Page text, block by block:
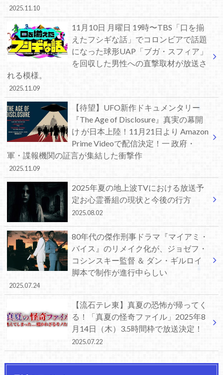
2025.11.10
11月10日 月曜日 19時〜TBS「口を揃
えたフシギな話」でコロンビアで話題
になった球形UAP「ブガ・スフィア」
を回収した男性への直撃取材が放送さ
れる模様。
2025.11.09
【待望】UFO新作ドキュメンタリー
『The Age of Disclosure』真実の幕開
け が日本上陸！11月21日より Amazon
Prime Videoで配信決定！一 政府・
軍・諜報機関の証言が集結した衝撃作
2025.11.09
2025年夏の地上波TVにおける放送予
定お心霊番組の現状と今後の行方
2025.08.02
80年代の傑作刑事ドラマ『マイアミ・
バイス』のリメイク化が、ジョゼフ・
コシンスキー監督 ＆ ダン・ギルロイ
脚本で制作が進行中らしい
2025.07.24
【流石テレ東】真夏の恐怖が帰ってく
る！「真夏の怪奇ファイル」2025年8
月14日（木）3.5時間枠で放送決定！
2025.07.22